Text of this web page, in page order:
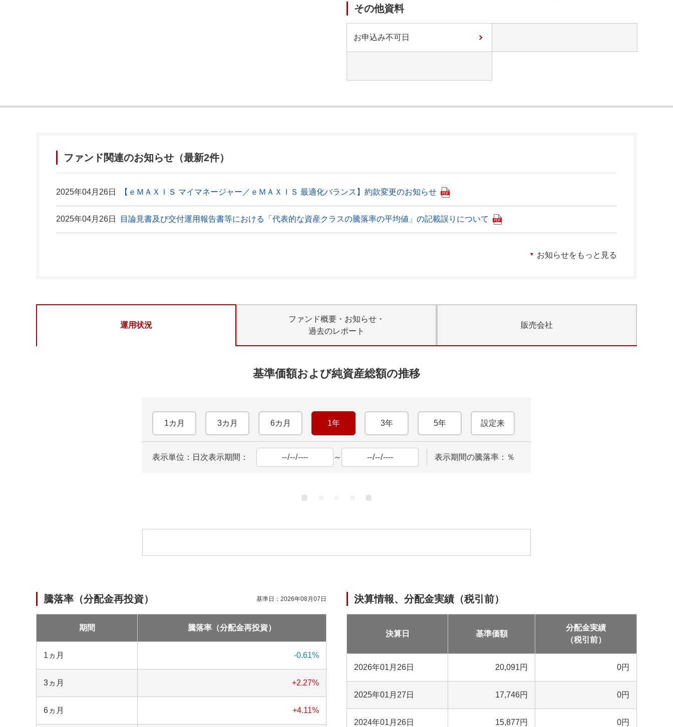
その他資料
お申込み不可日
ファンド関連のお知らせ（最新2件）
2025年04月26日 【ｅＭＡＸＩＳ マイマネージャー／ｅＭＡＸＩＳ 最適化バランス】約款変更のお知らせ
2025年04月26日 目論見書及び交付運用報告書等における「代表的な資産クラスの騰落率の平均値」の記載誤りについて
お知らせをもっと見る
運用状況
ファンド概要・お知らせ・
過去のレポート
販売会社
基準価額および純資産総額の推移
1カ月 3カ月 6カ月 1年 3年 5年 設定来
表示単位：日次表示期間： ～ 表示期間の騰落率： ％
騰落率（分配金再投資） 基準日： 2026年08月07日
期間 騰落率（分配金再投資）
1ヵ月 -0.61%
3ヵ月 +2.27%
6ヵ月 +4.11%
決算情報、分配金実績（税引前）
決算日 基準価額
分配金実績
（税引前）
2026年01月26日 20,091円 0円
2025年01月27日 17,746円 0円
2024年01月26日 15,877円 0円